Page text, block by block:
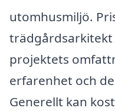
utomhusmiljö.
projektets
erfarenhet och
Generellt kan